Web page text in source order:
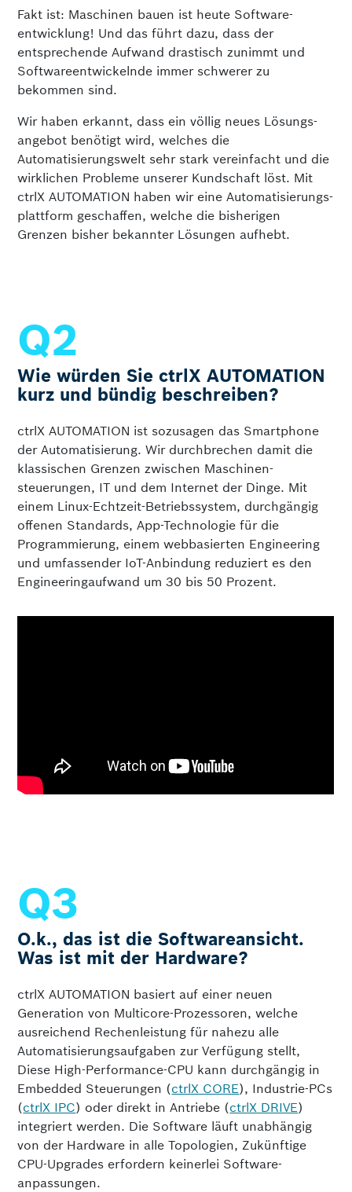
Fakt ist: Maschinen bauen ist heute Software­
entwicklung! Und das führt dazu, dass der
entsprechende Aufwand drastisch zunimmt und
Software­entwickelnde immer schwerer zu
bekommen sind.
Wir haben erkannt, dass ein völlig neues Lösungs­
angebot benötigt wird, welches die
Automatisierungs­welt sehr stark vereinfacht und die
wirklichen Probleme unserer Kundschaft löst. Mit
ctrlX AUTOMATION haben wir eine Automatisierungs­
plattform geschaffen, welche die bisherigen
Grenzen bisher bekannter Lösungen aufhebt.
Wie würden Sie ctrlX AUTOMATION
kurz und bündig beschreiben?
ctrlX AUTOMATION ist sozusagen das Smartphone
der Automatisierung. Wir durchbrechen damit die
klassischen Grenzen zwischen Maschinen­
steuerungen, IT und dem Internet der Dinge. Mit
einem Linux-Echtzeit-Betriebssystem, durchgängig
offenen Standards, App-Technologie für die
Programmierung, einem webbasierten Engineering
und umfassender IoT-Anbindung reduziert es den
Engineering­aufwand um 30 bis 50 Prozent.
O.k., das ist die Softwareansicht.
Was ist mit der Hardware?
ctrlX AUTOMATION basiert auf einer neuen
Generation von Multicore-Prozessoren, welche
ausreichend Rechenleistung für nahezu alle
Automatisierungs­aufgaben zur Verfügung stellt,
Diese High-Performance-CPU kann durchgängig in
Embedded Steuerungen (ctrlX CORE), Industrie-PCs
(ctrlX IPC) oder direkt in Antriebe (ctrlX DRIVE)
integriert werden. Die Software läuft unabhängig
von der Hardware in alle Topologien, Zukünftige
CPU-Upgrades erfordern keinerlei Software­
anpassungen.